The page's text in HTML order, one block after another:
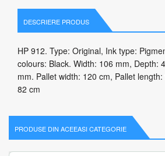
DESCRIERE PRODUS
HP 912. Type: Original, Ink type:
colours: Black. Width: 106 mm, Depth:
mm. Pallet width: 120 cm, Pallet
82 cm
PRODUSE DIN ACEEASI CATEGORIE